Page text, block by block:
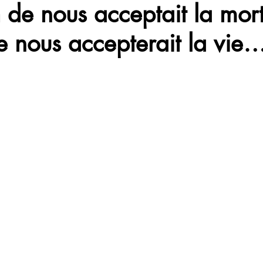
Corps Citation Quote Pratique
de nous acceptait la
nous accepterait la